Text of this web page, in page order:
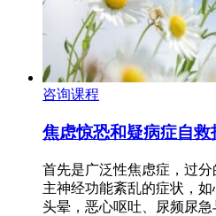
咨询课程
焦虑惊恐和疑病症自救
首先是广泛性焦虑症，过
主神经功能紊乱的症状，
头晕，恶心呕吐、尿频尿